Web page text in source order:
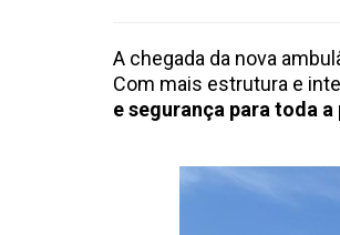
A chegada da nova
Com mais estrutura e
e segurança para toda